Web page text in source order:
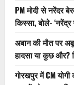
PM मोदी से नरेंदर
किस्सा, बोले-
अबान की मौत पर
हादसा या कुछ और?
गोरखपुर में CM